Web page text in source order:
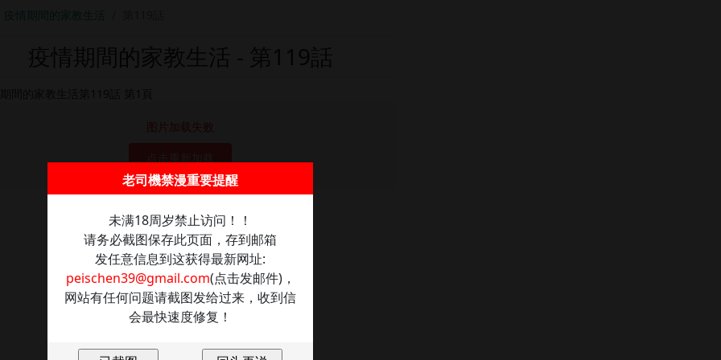
疫情期間的家教生活
图片加载失败
老司機禁漫重要提醒
未满18周岁禁止访问！！
请务必截图保存此页面，存到邮箱
发任意信息到这获得最新网址:
peischen39@gmail.com(点击发邮件)，
网站有任何问题请截图发给过来，收到信
会最快速度修复！